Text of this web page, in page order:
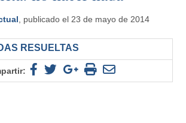
, publicado el 23 de mayo de 2014
RESUELTAS